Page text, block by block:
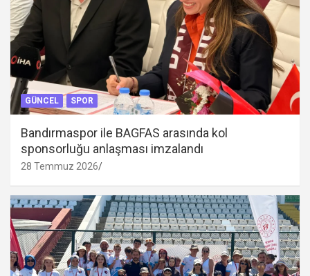
GÜNCEL SPOR
Bandırmaspor ile BAGFAS arasında kol
sponsorluğu anlaşması imzalandı
28 Temmuz 2026